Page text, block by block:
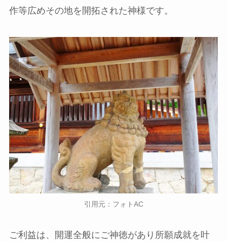
作等広めその地を開拓された神様です。
引用元：フォトAC
ご利益は、開運全般にご神徳があり所願成就を叶